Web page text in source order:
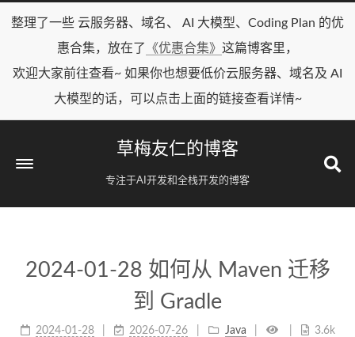
整理了一些 云服务器、域名、 AI 大模型、Coding Plan 的优
惠合集，放在了
《优惠合集》 这篇博客里，
欢迎大家前往查看~ 如果你也想要低价云服务器、域名及 AI
大模型的话，可以点击上面的链接查看详情~
草梅友仁的博客
专注于AI开发和全栈开发的博客
2024-01-28 如何从 Maven 迁移
到 Gradle
2024-01-28 2026-07-26 Java
3.6k